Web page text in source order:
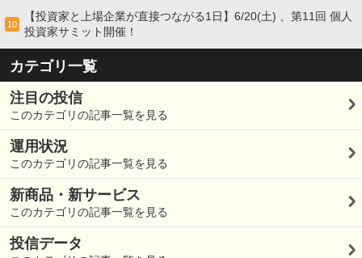
10
【投資家と上場企業が直接つながる1日】6/20(土) 、第11回 個人
投資家サミット開催！
カテゴリ一覧
注目の投信
このカテゴリの記事一覧を見る
運用状況
このカテゴリの記事一覧を見る
新商品・新サービス
このカテゴリの記事一覧を見る
投信データ